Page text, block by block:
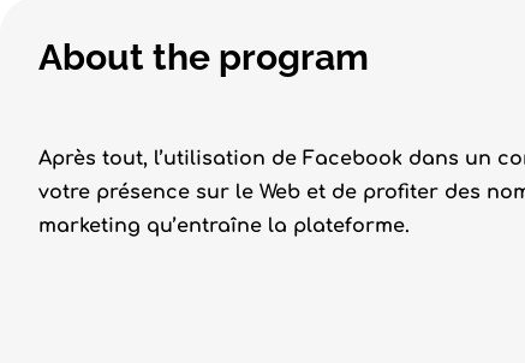
About the program
Après tout, l’utilisation de Facebook dans un
votre présence sur le Web et de profiter des
marketing qu’entraîne la plateforme.